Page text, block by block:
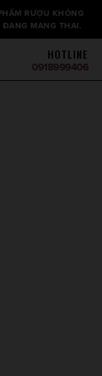
RƯỢU KHÔNG
ĐANG MANG THAI.
HOTLINE
0918999406